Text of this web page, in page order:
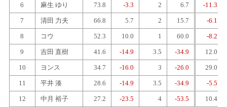
6 麻生 ゆり 73.8 -3.3 2 6.7 -11.3
7 清田 力夫 66.8 5.7 2 15.7 -6.1
8 コウ 52.3 10.0 1 60.0 -8.2
9 吉田 直樹 41.6 -14.9 3.5 -34.9 12.0
10 ヨンス 34.7 -16.0 3 -26.0 29.0
11 平井 湊 28.6 -14.9 3.5 -34.9 -5.5
12 中月 裕子 27.2 -23.5 4 -53.5 10.4